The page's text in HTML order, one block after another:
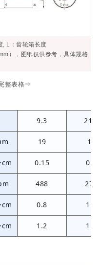
, L：齿轮箱长度
），图纸仅供参考，具体规格
整表格⇒
9.3 21.1
19 19
0.15 0.3
488 278
0.8 1.7
1.2 1.8